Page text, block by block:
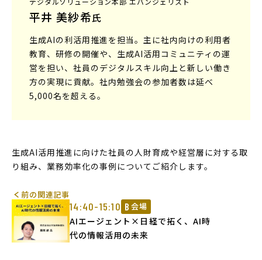
平井 美紗希氏
生成AIの利活用推進を担当。主に社内向けの利用者
教育、研修の開催や、生成AI活用コミュニティの運
営を担い、社員のデジタルスキル向上と新しい働き
方の実現に貢献。社内勉強会の参加者数は延べ
5,000名を超える。
生成AI活用推進に向けた社員の人財育成や経営層に対する取
り組み、業務効率化の事例についてご紹介します。
14:40-15:10 B 会場
AIエージェント×日経で拓く、AI時
代の情報活用の未来
前の関連記事